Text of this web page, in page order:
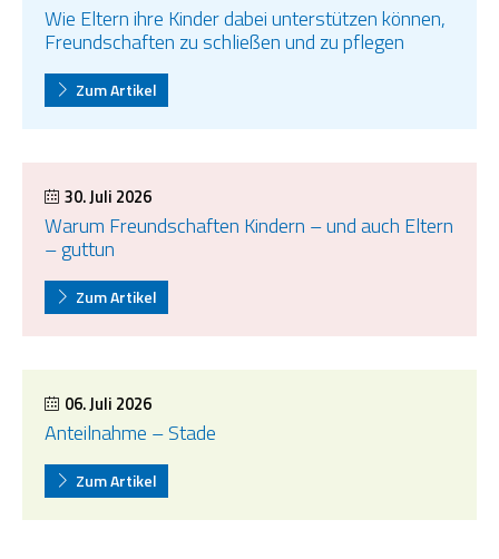
Wie Eltern ihre Kinder dabei unterstützen können,
Freundschaften zu schließen und zu pflegen
Zum Artikel
30. Juli 2026
Warum Freundschaften Kindern – und auch Eltern
– guttun
Zum Artikel
06. Juli 2026
Anteilnahme – Stade
Zum Artikel